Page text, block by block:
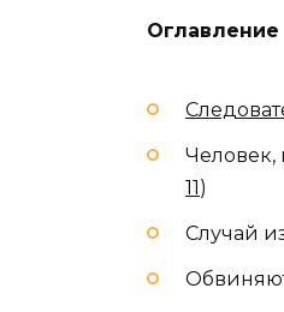
Оглавление
Человек,
11)
Случай